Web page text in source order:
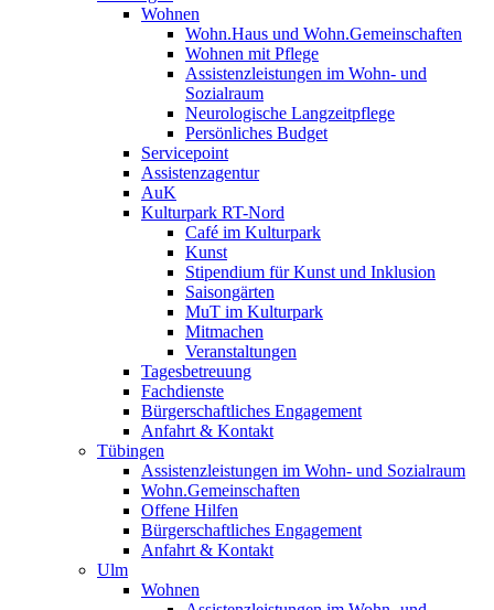
Wohnen
Wohn.Haus und Wohn.Gemeinschaften
Wohnen mit Pflege
Assistenzleistungen im Wohn- und
Sozialraum
Neurologische Langzeitpflege
Persönliches Budget
Servicepoint
Assistenzagentur
AuK
Kulturpark RT-Nord
Café im Kulturpark
Kunst
Stipendium für Kunst und Inklusion
Saisongärten
MuT im Kulturpark
Mitmachen
Veranstaltungen
Tagesbetreuung
Fachdienste
Bürgerschaftliches Engagement
Anfahrt & Kontakt
Tübingen
Assistenzleistungen im Wohn- und Sozialraum
Wohn.Gemeinschaften
Offene Hilfen
Bürgerschaftliches Engagement
Anfahrt & Kontakt
Ulm
Wohnen